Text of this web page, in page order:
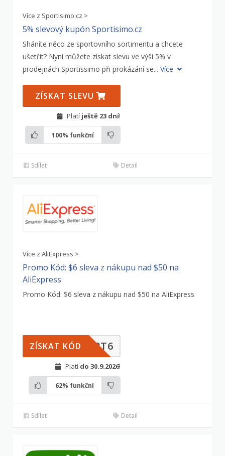
Více z Sportisimo.cz >
5% slevový kupón Sportisimo.cz
Sháníte něco ze sportovního sortimentu a chcete
ušetřit? Nyní můžete získat slevu ve výši 5% v
prodejnách Sportissimo při prokázání se... Více
ZÍSKAT SLEVU
Platí ještě 23 dní!
100% funkční
Sdílet Detail
Více z AliExpress >
Promo Kód: $6 sleva z nákupu nad $50 na
AliExpress
Promo Kód: $6 sleva z nákupu nad $50 na AliExpress
EPT6
ZÍSKAT KÓD
Platí do 30.9.2026!
62% funkční
Sdílet Detail